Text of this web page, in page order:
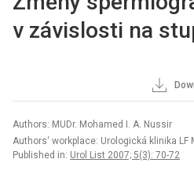
v závislosti na
Authors: MUDr. Mohamed I. A. Nussir
Authors‘ workplace: Urologická klinika LF
Published in: Urol List 2007; 5(3): 70-72